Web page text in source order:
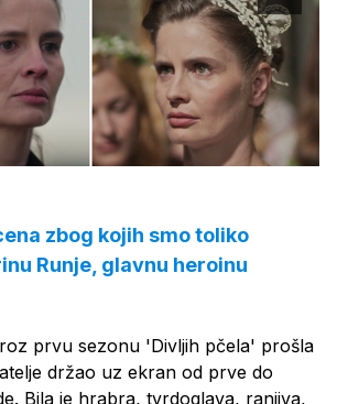
zbog kojih smo toliko
Runje, glavnu heroinu
prvu sezonu 'Divljih pčela' prošla
držao uz ekran od prve do
Bila je hrabra, tvrdoglava, ranjiva,